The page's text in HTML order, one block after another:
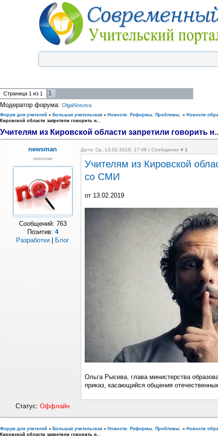
Страница 1 из 1
1
Модератор форума: OlgaNosova
Форум для учителей » Большая учительская » Новости. Реформы. Проблемы. » Новости
Кировской области запретили говорить н...
Учителям из Кировской области запретили говорить
newsman Дата: Ср, 13.02.2019, 17:46 | Сообщение # 1
newsman
Сообщений: 763
Позитив: 4
Разработки
Блог
Учителям из Кировской
со СМИ
от 13.02.2019
Ольга Рысева, глава министерства
приказ, касающийся общения
Статус:Оффлайн
Форум для учителей » Большая учительская » Новости. Реформы. Проблемы. » Новости
Кировской области запретили говорить н...